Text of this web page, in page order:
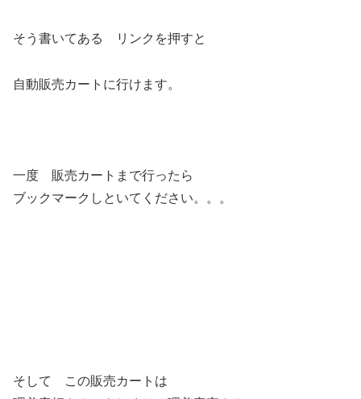
そう書いてある リンクを押すと
自動販売カートに行けます。
一度 販売カートまで行ったら
ブックマークしといてください。。。
そして この販売カートは